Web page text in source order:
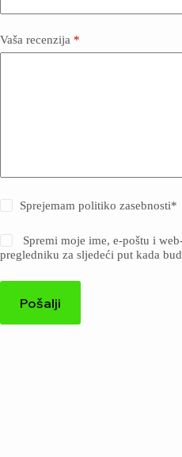
Vaša recenzija *
Sprejemam politiko zasebnosti*
Spremi moje ime, e-poštu i
pregledniku za sljedeći put kada
Pošalji